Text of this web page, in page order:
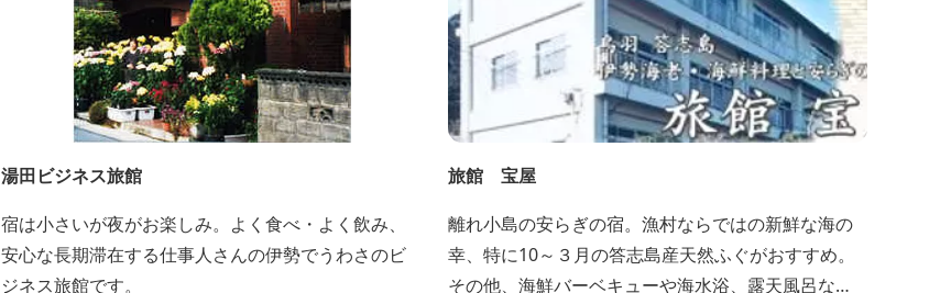
湯田ビジネス旅館
宿は小さいが夜がお楽しみ。よく食べ・よく飲み、
安心な長期滞在する仕事人さんの伊勢でうわさのビ
ジネス旅館です。
旅館 宝屋
離れ小島の安らぎの宿。漁村ならではの新鮮な海の
幸、特に10～３月の答志島産天然ふぐがおすすめ。
その他、海鮮バーベキューや海水浴、露天風呂な